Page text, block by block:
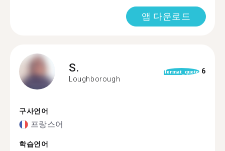
앱 다운로드
S.
Loughborough
format_quote 6
구사언어
프랑스어
학습언어